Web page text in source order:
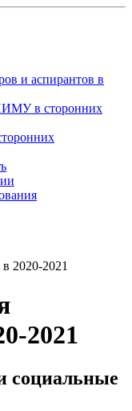
и аспирантов в
в сторонних
2020-2021
2021
социальные